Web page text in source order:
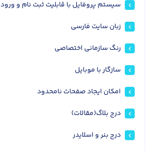
سیستم پروفایل با قابلیت ثبت نام و ورود
زبان سایت فارسی
رنگ سازمانی اختصاصی
سازگار با موبایل
امکان ایجاد صفحات نامحدود
درج بلاگ(مقالات)
درج بنر و اسلایدر